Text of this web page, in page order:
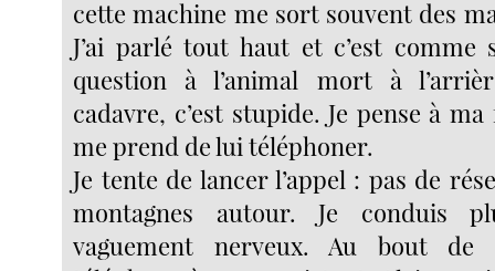
cette machine me sort souvent des
J’ai parlé tout haut et c’est comme
question à l’animal mort à
cadavre, c’est stupide. Je pense à
me prend de lui téléphoner.
Je tente de lancer l’appel : pas de
montagnes autour. Je conduis
vaguement nerveux. Au bout